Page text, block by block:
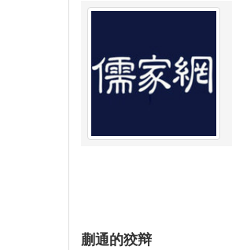
蒯通的狡辩